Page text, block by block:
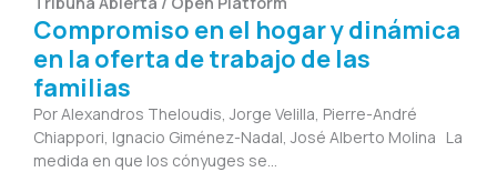
Compromiso en el hogar y dinámica
en la oferta de trabajo de las
familias
Por Alexandros Theloudis, Jorge Velilla, Pierre-André
Chiappori, Ignacio Giménez-Nadal, José Alberto Molina La
medida en que los cónyuges se...